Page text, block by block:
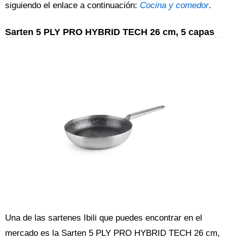
siguiendo el enlace a continuación: Cocina y comedor.
Sarten 5 PLY PRO HYBRID TECH 26 cm, 5 capas
Una de las sartenes Ibili que puedes encontrar en el
mercado es la Sarten 5 PLY PRO HYBRID TECH 26 cm,